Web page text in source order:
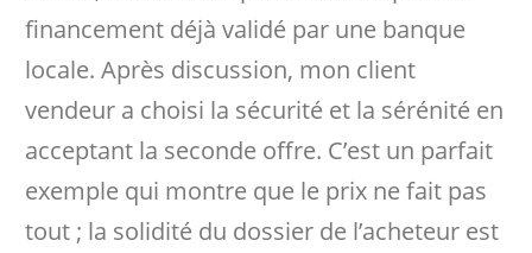
financement déjà validé par une banque
locale. Après discussion, mon client
vendeur a choisi la sécurité et la sérénité en
acceptant la seconde offre. C’est un parfait
exemple qui montre que le prix ne fait pas
tout ; la solidité du dossier de l’acheteur est